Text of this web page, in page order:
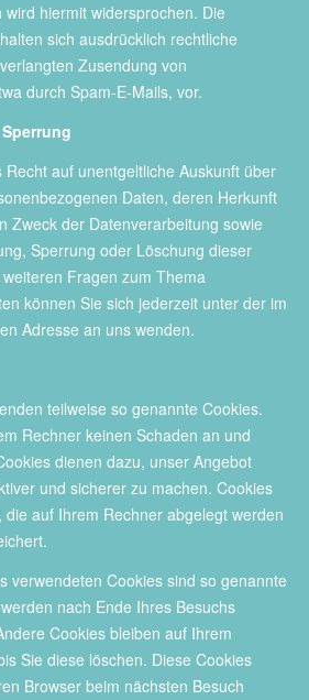
hiermit widersprochen. Die
sich ausdrücklich rechtliche
Zusendung von
durch Spam-E-Mails, vor.
auf unentgeltliche Auskunft über
Daten, deren Herkunft
Zweck der Datenverarbeitung sowie
Sperrung oder Löschung dieser
Fragen zum Thema
können Sie sich jederzeit unter der im
Adresse an uns wenden.
teilweise so genannte Cookies.
Rechner keinen Schaden an und
dienen dazu, unser Angebot
und sicherer zu machen. Cookies
auf Ihrem Rechner abgelegt werden
verwendeten Cookies sind so genannte
nach Ende Ihres Besuchs
Cookies bleiben auf Ihrem
Sie diese löschen. Diese Cookies
Browser beim nächsten Besuch